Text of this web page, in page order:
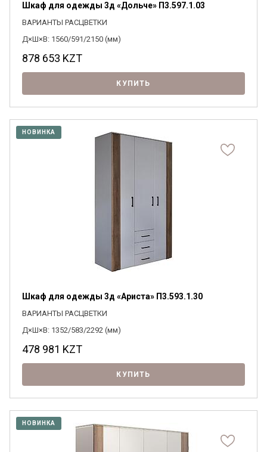
Шкаф для одежды 3д «Дольче» П3.597.1.03
ВАРИАНТЫ РАСЦВЕТКИ
Д×Ш×В: 1560/591/2150 (мм)
878 653 KZT
КУПИТЬ
НОВИНКА
Шкаф для одежды 3д «Ариста» П3.593.1.30
ВАРИАНТЫ РАСЦВЕТКИ
Д×Ш×В: 1352/583/2292 (мм)
478 981 KZT
КУПИТЬ
НОВИНКА